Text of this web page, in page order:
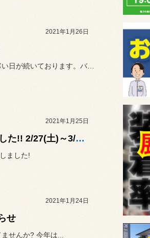
2021年1月26日
いつも閲覧ありがとうございます。 寒い日が続いております。バッテリ...
2021年1月25日
2021年春大商談会決定しました!! 2/27(土)～3/7(日)
ました!
2021年1月24日
せ
せんか? 今年は...